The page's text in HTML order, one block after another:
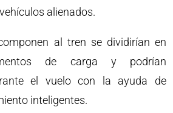
alienados.
al tren se dividirían en
de carga y podrían
el vuelo con la ayuda de
inteligentes.